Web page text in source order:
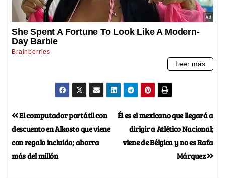
Él es el mexicano que llegará a
dirigir a Atlético Nacional;
viene de Bélgica y no es Rafa
Márquez
El computador portátil con
descuento en Alkosto que viene
con regalo incluido; ahorra
más del millón